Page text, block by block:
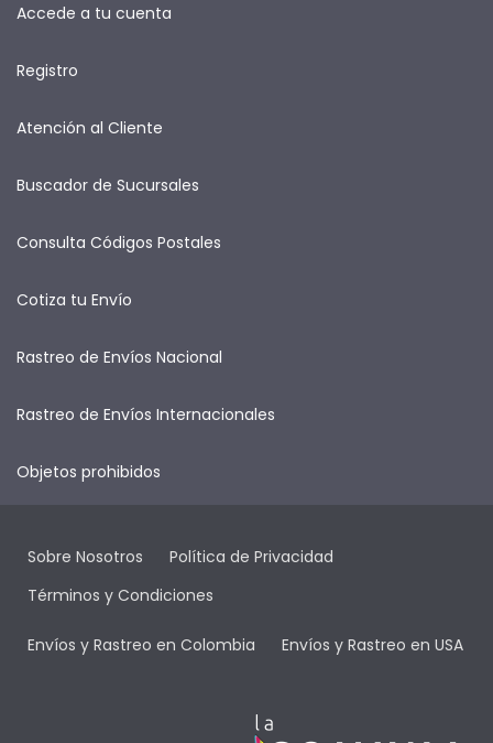
Accede a tu cuenta
Registro
Atención al Cliente
Buscador de Sucursales
Consulta Códigos Postales
Cotiza tu Envío
Rastreo de Envíos Nacional
Rastreo de Envíos Internacionales
Objetos prohibidos
Sobre Nosotros
Política de Privacidad
Términos y Condiciones
Envíos y Rastreo en Colombia Envíos y Rastreo en USA